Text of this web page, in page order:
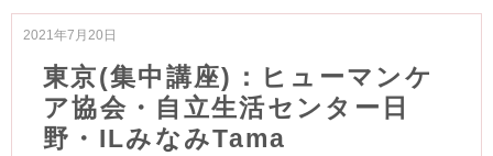
2021年7月20日
東京(集中講座)：ヒューマンケ
ア協会・自立生活センター日
野・ILみなみTama